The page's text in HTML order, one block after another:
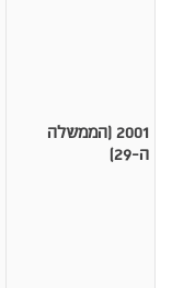
2001 (הממשלה
ה-29)